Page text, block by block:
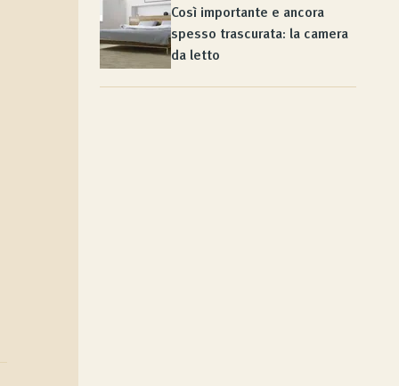
Così importante e ancora
spesso trascurata: la camera
da letto